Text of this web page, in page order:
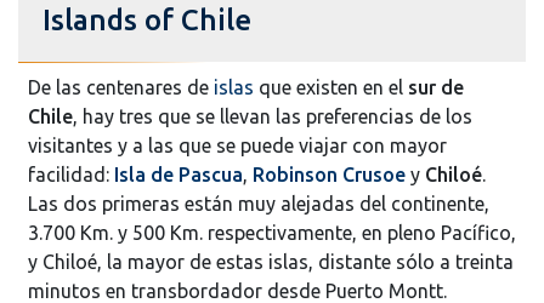
Islands of Chile
De las centenares de islas que existen en el sur de
Chile, hay tres que se llevan las preferencias de los
visitantes y a las que se puede viajar con mayor
facilidad: Isla de Pascua, Robinson Crusoe y Chiloé.
Las dos primeras están muy alejadas del continente,
3.700 Km. y 500 Km. respectivamente, en pleno Pacífico,
y Chiloé, la mayor de estas islas, distante sólo a treinta
minutos en transbordador desde Puerto Montt.